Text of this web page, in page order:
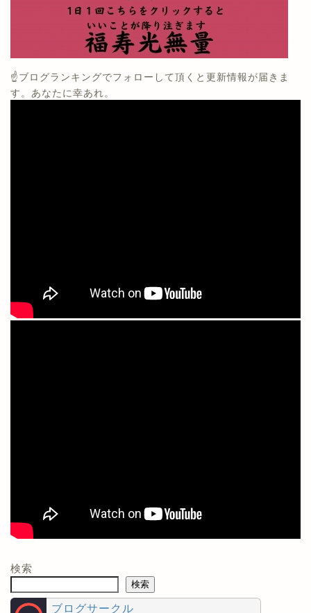
☝️ブログランキングでフォローして頂くと更新情報が届きま
す。あなたに幸あれ。
検索
検索
ブログサークル